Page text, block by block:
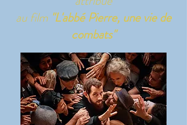
au film "L'abbé Pierre, une vie de
combats"